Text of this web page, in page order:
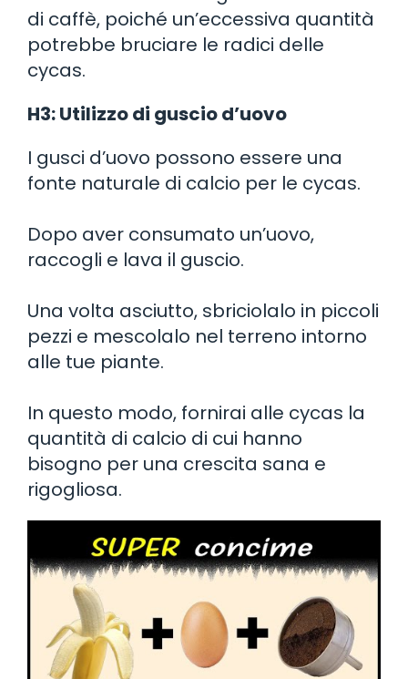
di caffè, poiché un’eccessiva quantità
potrebbe bruciare le radici delle
cycas.
H3: Utilizzo di guscio d’uovo
I gusci d’uovo possono essere una
fonte naturale di calcio per le cycas.
Dopo aver consumato un’uovo,
raccogli e lava il guscio.
Una volta asciutto, sbriciolalo in piccoli
pezzi e mescolalo nel terreno intorno
alle tue piante.
In questo modo, fornirai alle cycas la
quantità di calcio di cui hanno
bisogno per una crescita sana e
rigogliosa.